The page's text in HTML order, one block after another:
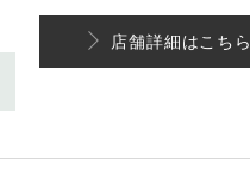
店舗詳細はこちら